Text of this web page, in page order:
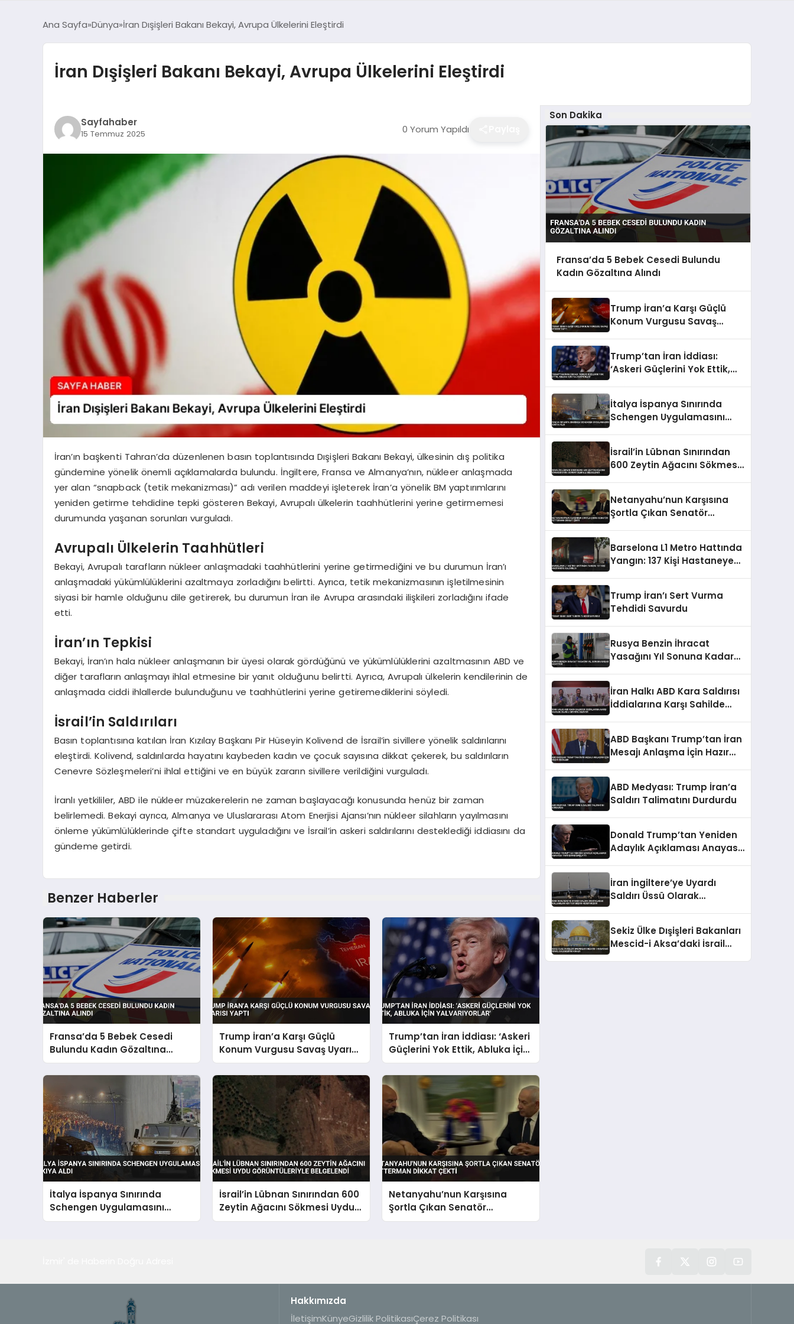
Ana Sayfa Dünya İran Dışişleri Bakanı Bekayi, Avrupa Ülkelerini Eleştirdi
İran Dışişleri Bakanı Bekayi, Avrupa Ülkelerini Eleştirdi
Sayfahaber
15 Temmuz 2025 0 Yorum Yapıldı
İran’ın başkenti Tahran’da düzenlenen basın toplantısında Dışişleri Bakanı Bekayi, ülkesinin dış politika
gündemine yönelik önemli açıklamalarda bulundu. İngiltere, Fransa ve Almanya’nın, nükleer anlaşmada
yer alan “snapback (tetik mekanizması)” adı verilen maddeyi işleterek İran’a yönelik BM yaptırımlarını
yeniden getirme tehdidine tepki gösteren Bekayi, Avrupalı ülkelerin taahhütlerini yerine getirmemesi
durumunda yaşanan sorunları vurguladı.
Avrupalı Ülkelerin Taahhütleri
Bekayi, Avrupalı tarafların nükleer anlaşmadaki taahhütlerini yerine getirmediğini ve bu durumun İran’ı
anlaşmadaki yükümlülüklerini azaltmaya zorladığını belirtti. Ayrıca, tetik mekanizmasının işletilmesinin
siyasi bir hamle olduğunu dile getirerek, bu durumun İran ile Avrupa arasındaki ilişkileri zorladığını ifade
etti.
İran’ın Tepkisi
Bekayi, İran’ın hala nükleer anlaşmanın bir üyesi olarak gördüğünü ve yükümlülüklerini azaltmasının ABD ve
diğer tarafların anlaşmayı ihlal etmesine bir yanıt olduğunu belirtti. Ayrıca, Avrupalı ülkelerin kendilerinin de
anlaşmada ciddi ihlallerde bulunduğunu ve taahhütlerini yerine getiremediklerini söyledi.
İsrail’in Saldırıları
Basın toplantısına katılan İran Kızılay Başkanı Pir Hüseyin Kolivend de İsrail’in sivillere yönelik saldırılarını
eleştirdi. Kolivend, saldırılarda hayatını kaybeden kadın ve çocuk sayısına dikkat çekerek, bu saldırıların
Cenevre Sözleşmeleri’ni ihlal ettiğini ve en büyük zararın sivillere verildiğini vurguladı.
İranlı yetkililer, ABD ile nükleer müzakerelerin ne zaman başlayacağı konusunda henüz bir zaman
belirlemedi. Bekayi ayrıca, Almanya ve Uluslararası Atom Enerjisi Ajansı’nın nükleer silahların yayılmasını
önleme yükümlülüklerinde çifte standart uyguladığını ve İsrail’in askeri saldırılarını desteklediği iddiasını da
gündeme getirdi.
Benzer Haberler
Fransa’da 5 Bebek Cesedi
Bulundu Kadın Gözaltına
Alındı
Trump İran’a Karşı Güçlü
Konum Vurgusu Savaş Uyarısı
Yaptı
Trump’tan İran İddiası: ‘Askeri
Güçlerini Yok Ettik, Abluka İçin
Yalvarıyorlar’
İtalya İspanya Sınırında
Schengen Uygulamasını
Askıya Aldı
İsrail’in Lübnan Sınırından 600
Zeytin Ağacını Sökmesi Uydu
Görüntüleriyle Belgelendi
Netanyahu’nun Karşısına
Şortla Çıkan Senatör
Fetterman Dikkat Çekti
Son Dakika
Fransa’da 5 Bebek Cesedi Bulundu
Kadın Gözaltına Alındı
Trump İran’a Karşı Güçlü
Konum Vurgusu Savaş
Trump’tan İran İddiası:
‘Askeri Güçlerini Yok Ettik,
İtalya İspanya Sınırında
Schengen Uygulamasını
İsrail’in Lübnan Sınırından
600 Zeytin Ağacını Sökmesi
Netanyahu’nun Karşısına
Şortla Çıkan Senatör
Barselona L1 Metro Hattında
Yangın: 137 Kişi Hastaneye
Trump İran’ı Sert Vurma
Tehdidi Savurdu
Rusya Benzin İhracat
Yasağını Yıl Sonuna Kadar
İran Halkı ABD Kara Saldırısı
İddialarına Karşı Sahilde
ABD Başkanı Trump’tan İran
Mesajı Anlaşma İçin Hazır
ABD Medyası: Trump İran’a
Saldırı Talimatını Durdurdu
Donald Trump’tan Yeniden
Adaylık Açıklaması Anayasa
İran İngiltere’ye Uyardı
Saldırı Üssü Olarak
Sekiz Ülke Dışişleri Bakanları
Mescid-i Aksa’daki İsrail
Hakkımızda
İletişimKünyeGizlilik PolitikasıÇerez Politikası